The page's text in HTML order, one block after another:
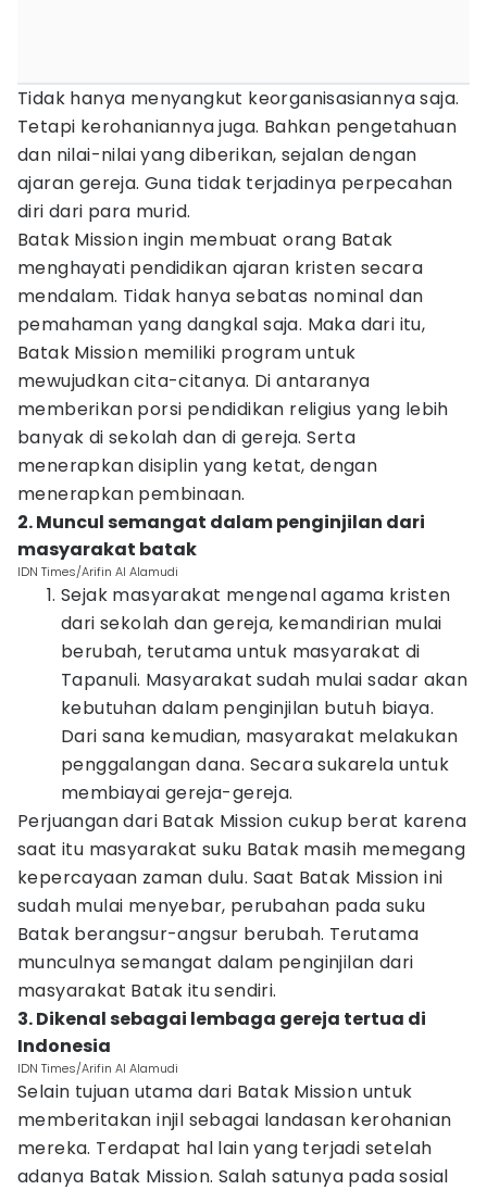
Tidak hanya menyangkut keorganisasiannya saja.
Tetapi kerohaniannya juga. Bahkan pengetahuan
dan nilai-nilai yang diberikan, sejalan dengan
ajaran gereja. Guna tidak terjadinya perpecahan
diri dari para murid.
Batak Mission ingin membuat orang Batak
menghayati pendidikan ajaran kristen secara
mendalam. Tidak hanya sebatas nominal dan
pemahaman yang dangkal saja. Maka dari itu,
Batak Mission memiliki program untuk
mewujudkan cita-citanya. Di antaranya
memberikan porsi pendidikan religius yang lebih
banyak di sekolah dan di gereja. Serta
menerapkan disiplin yang ketat, dengan
menerapkan pembinaan.
2. Muncul semangat dalam penginjilan dari
masyarakat batak
IDN Times/Arifin Al Alamudi
Sejak masyarakat mengenal agama kristen
dari sekolah dan gereja, kemandirian mulai
berubah, terutama untuk masyarakat di
Tapanuli. Masyarakat sudah mulai sadar akan
kebutuhan dalam penginjilan butuh biaya.
Dari sana kemudian, masyarakat melakukan
penggalangan dana. Secara sukarela untuk
membiayai gereja-gereja.
Perjuangan dari Batak Mission cukup berat karena
saat itu masyarakat suku Batak masih memegang
kepercayaan zaman dulu. Saat Batak Mission ini
sudah mulai menyebar, perubahan pada suku
Batak berangsur-angsur berubah. Terutama
munculnya semangat dalam penginjilan dari
masyarakat Batak itu sendiri.
3. Dikenal sebagai lembaga gereja tertua di
Indonesia
IDN Times/Arifin Al Alamudi
Selain tujuan utama dari Batak Mission untuk
memberitakan injil sebagai landasan kerohanian
mereka. Terdapat hal lain yang terjadi setelah
adanya Batak Mission. Salah satunya pada sosial